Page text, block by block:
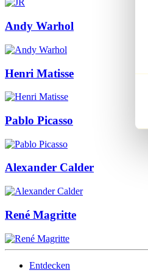
Andy Warhol
Henri Matisse
Pablo Picasso
Alexander Calder
René Magritte
Entdecken